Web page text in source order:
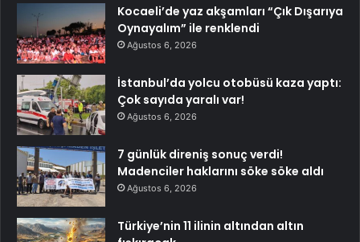
Kocaeli’de yaz akşamları “Çık Dışarıya
Oynayalım” ile renklendi
Ağustos 6, 2026
İstanbul’da yolcu otobüsü kaza yaptı:
Çok sayıda yaralı var!
Ağustos 6, 2026
7 günlük direniş sonuç verdi!
Madenciler haklarını söke söke aldı
Ağustos 6, 2026
Türkiye’nin 11 ilinin altından altın